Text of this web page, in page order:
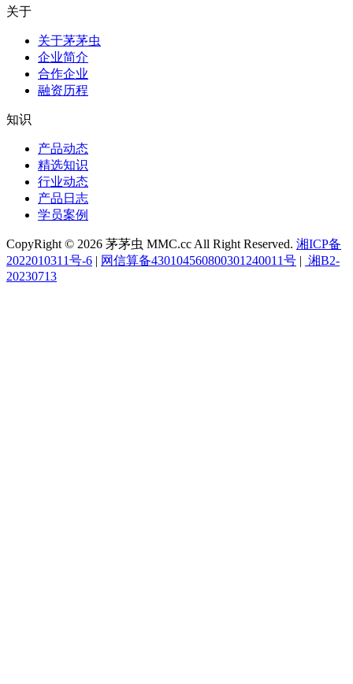
关于
关于茅茅虫
企业简介
合作企业
融资历程
知识
产品动态
精选知识
行业动态
产品日志
学员案例
CopyRight © 2026 茅茅虫 MMC.cc All Right Reserved. 湘ICP备
2022010311号-6 | 网信算备430104560800301240011号 | 湘B2-
20230713